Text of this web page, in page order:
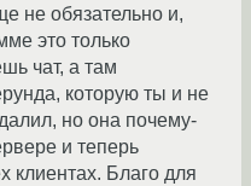
не обязательно и,
это только
чат, а там
которую ты и не
но она почему-
и теперь
клиентах. Благо для